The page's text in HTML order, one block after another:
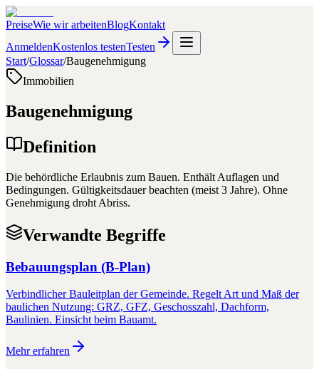
PreiseWie wir arbeitenBlogKontakt
AnmeldenKostenlos testenTesten
Start/Glossar/Baugenehmigung
Immobilien
Baugenehmigung
Definition
Die behördliche Erlaubnis zum Bauen. Enthält Auflagen und
Bedingungen. Gültigkeitsdauer beachten (meist 3 Jahre). Ohne
Genehmigung droht Abriss.
Verwandte Begriffe
Bebauungsplan (B-Plan)
Verbindlicher Bauleitplan der Gemeinde. Regelt Art und Maß der
baulichen Nutzung: GRZ, GFZ, Geschosszahl, Dachform,
Baulinien. Einsicht beim Bauamt.
Mehr erfahren